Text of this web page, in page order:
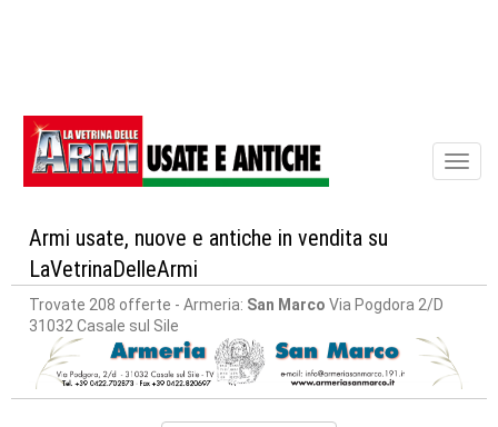
Armi usate, nuove e antiche in vendita su
LaVetrinaDelleArmi
Trovate 208 offerte - Armeria: San Marco Via Pogdora 2/D
31032 Casale sul Sile